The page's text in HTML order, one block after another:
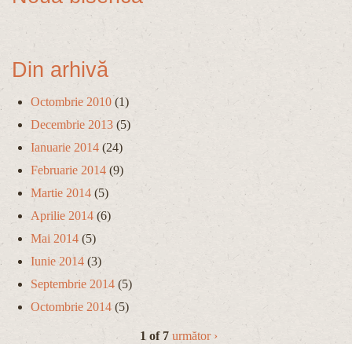
Din arhivă
Octombrie 2010 (1)
Decembrie 2013 (5)
Ianuarie 2014 (24)
Februarie 2014 (9)
Martie 2014 (5)
Aprilie 2014 (6)
Mai 2014 (5)
Iunie 2014 (3)
Septembrie 2014 (5)
Octombrie 2014 (5)
1 of 7 următor ›